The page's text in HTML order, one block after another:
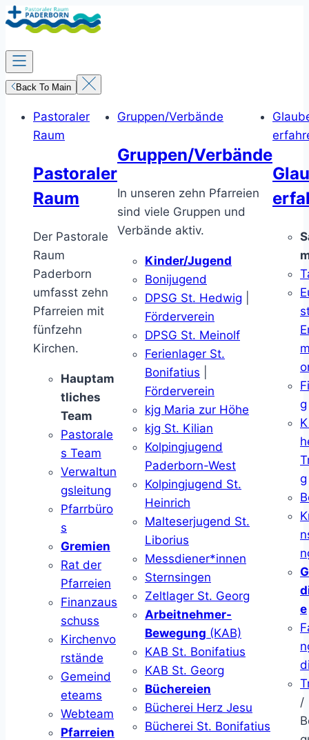
Zum
Inhalt
springen
Back To Main
Pastoraler
Raum
Pastoraler
Raum
Der Pastorale
Raum
Paderborn
umfasst zehn
Pfarreien mit
fünfzehn
Kirchen.
Hauptam
tliches
Team
Pastorale
s Team
Verwaltun
gsleitung
Pfarrbüro
s
Gremien
Rat der
Pfarreien
Finanzaus
schuss
Kirchenvo
rstände
Gemeind
eteams
Webteam
Pfarreien
Gruppen/Verbände
Gruppen/Verbände
In unseren zehn Pfarreien
sind viele Gruppen und
Verbände aktiv.
Kinder/Jugend
Bonijugend
DPSG St. Hedwig
Förderverein
DPSG St. Meinolf
Ferienlager St.
Bonifatius
Förderverein
kjg Maria zur Höhe
kjg St. Kilian
Kolpingjugend
Paderborn-West
Kolpingjugend St.
Heinrich
Malteserjugend St.
Liborius
Messdiener*innen
Sternsingen
Zeltlager St. Georg
Arbeitnehmer-
Bewegung (KAB)
KAB St. Bonifatius
KAB St. Georg
Büchereien
Bücherei Herz Jesu
Bücherei St. Bonifatius
g
g
e
/